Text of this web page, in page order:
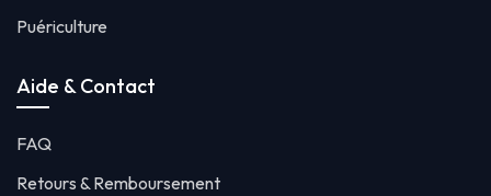
Puériculture
Aide & Contact
FAQ
Retours & Remboursement